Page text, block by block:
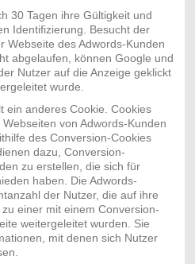
30 Tagen ihre Gültigkeit und
Identifizierung. Besucht der
Webseite des Adwords-Kunden
abgelaufen, können Google und
Nutzer auf die Anzeige geklickt
wurde.
ein anderes Cookie. Cookies
von Adwords-Kunden
des Conversion-Cookies
dazu, Conversion-
zu erstellen, die sich für
haben. Die Adwords-
der Nutzer, die auf ihre
einer mit einem Conversion-
weitergeleitet wurden. Sie
mit denen sich Nutzer